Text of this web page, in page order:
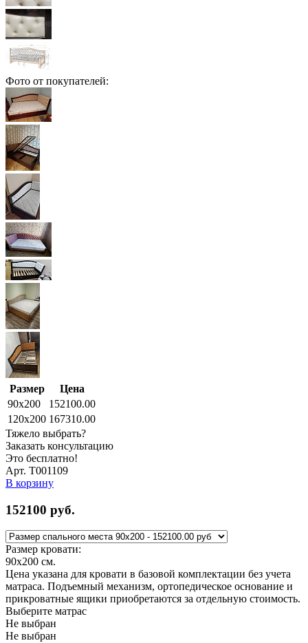
Фото от покупателей:
Размер
Цена
90x200
152100.00
120x200 167310.00
Тяжело выбрать?
Заказать консультацию
Это бесплатно!
Арт. Т001109
В корзину
152100 руб.
Размер кровати:
90x200 см.
Цена указана для кровати в базовой комплектации без учета
матраса. Подъемный механизм, ортопедическое основание и
прикроватные ящики приобретаются за отдельную стоимость.
Выберите матрас
Не выбран
Не выбран